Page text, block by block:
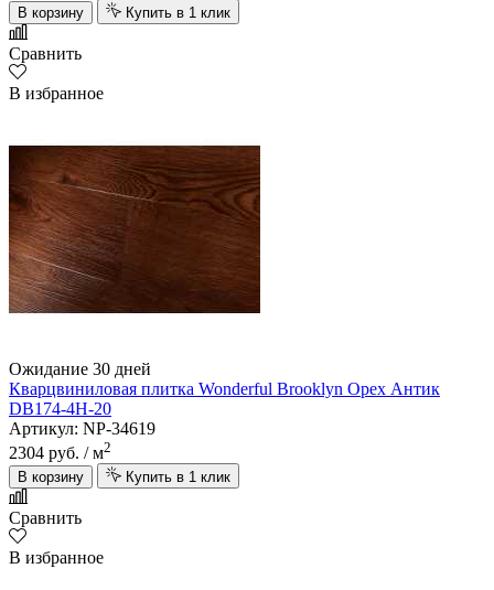
В корзину
Купить в 1 клик
Сравнить
В избранное
Ожидание 30 дней
Кварцвиниловая плитка Wonderful Brooklyn Орех Антик
DB174-4H-20
Артикул: NP-34619
2304 руб. / м2
В корзину
Купить в 1 клик
Сравнить
В избранное